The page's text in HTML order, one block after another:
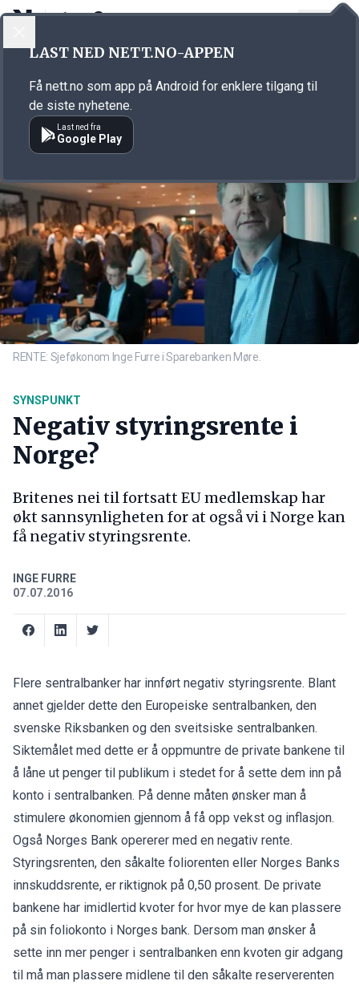
Annonsørinnhold
RENTE: Sjeføkonom Inge Furre i Sparebanken Møre.
SYNSPUNKT
Negativ styringsrente i
Norge?
Britenes nei til fortsatt EU medlemskap har
økt sannsynligheten for at også vi i Norge kan
få negativ styringsrente.
INGE FURRE
07.07.2016
Flere sentralbanker har innført negativ styringsrente. Blant
annet gjelder dette den Europeiske sentralbanken, den
svenske Riksbanken og den sveitsiske sentralbanken.
Siktemålet med dette er å oppmuntre de private bankene til
å låne ut penger til publikum i stedet for å sette dem inn på
konto i sentralbanken. På denne måten ønsker man å
stimulere økonomien gjennom å få opp vekst og inflasjon.
Også Norges Bank opererer med en negativ rente.
Styringsrenten, den såkalte foliorenten eller Norges Banks
innskuddsrente, er riktignok på 0,50 prosent. De private
bankene har imidlertid kvoter for hvor mye de kan plassere
på sin foliokonto i Norges bank. Dersom man ønsker å
sette inn mer penger i sentralbanken enn kvoten gir adgang
til må man plassere midlene til den såkalte reserverenten
LAST NED NETT.NO-APPEN
Få nett.no som app på Android for enklere tilgang til
de siste nyhetene.
Last ned fra
Google Play